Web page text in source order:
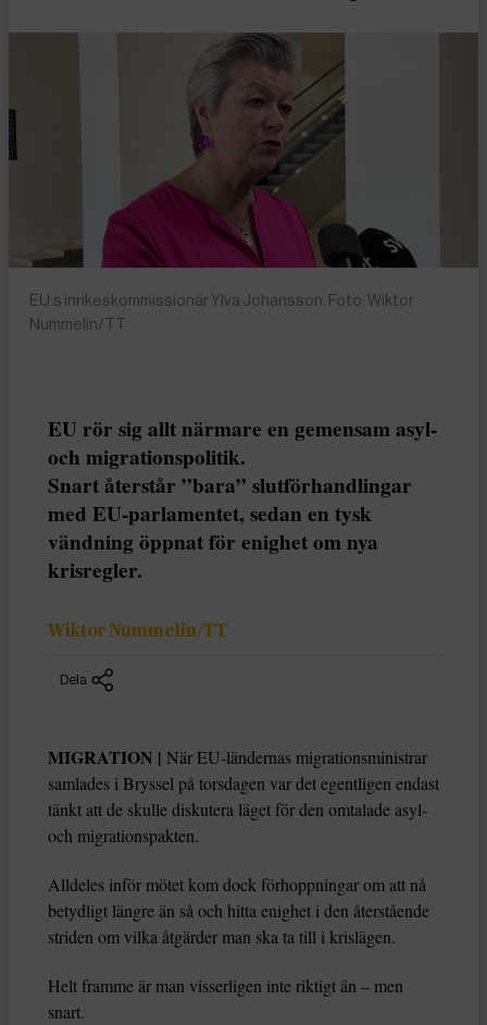
EU:s inrikeskommissionär Ylva Johansson. Foto: Wiktor
Nummelin/TT
EU rör sig allt närmare en gemensam asyl-
och migrationspolitik.
Snart återstår ”bara” slutförhandlingar
med EU-parlamentet, sedan en tysk
vändning öppnat för enighet om nya
krisregler.
Wiktor Nummelin/TT
Dela
MIGRATION | När EU-ländernas migrationsministrar
samlades i Bryssel på torsdagen var det egentligen endast
tänkt att de skulle diskutera läget för den omtalade asyl-
och migrationspakten.
Alldeles inför mötet kom dock förhoppningar om att nå
betydligt längre än så och hitta enighet i den återstående
striden om vilka åtgärder man ska ta till i krislägen.
Helt framme är man visserligen inte riktigt än – men
snart.